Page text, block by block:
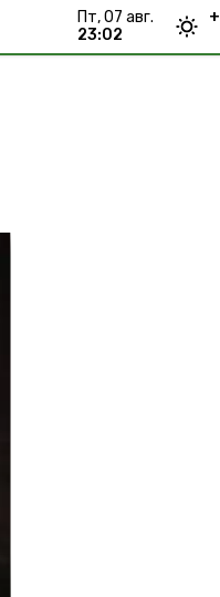
пт, 07 авг.
23:02
+